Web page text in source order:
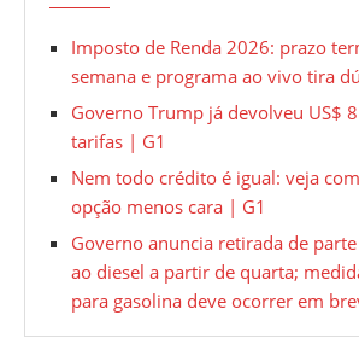
Imposto de Renda 2026: prazo
semana e programa ao vivo tira
Governo Trump já devolveu US$
tarifas | G1
Nem todo crédito é igual: veja
opção menos cara | G1
Governo anuncia retirada de
ao diesel a partir de quarta;
para gasolina deve ocorrer em